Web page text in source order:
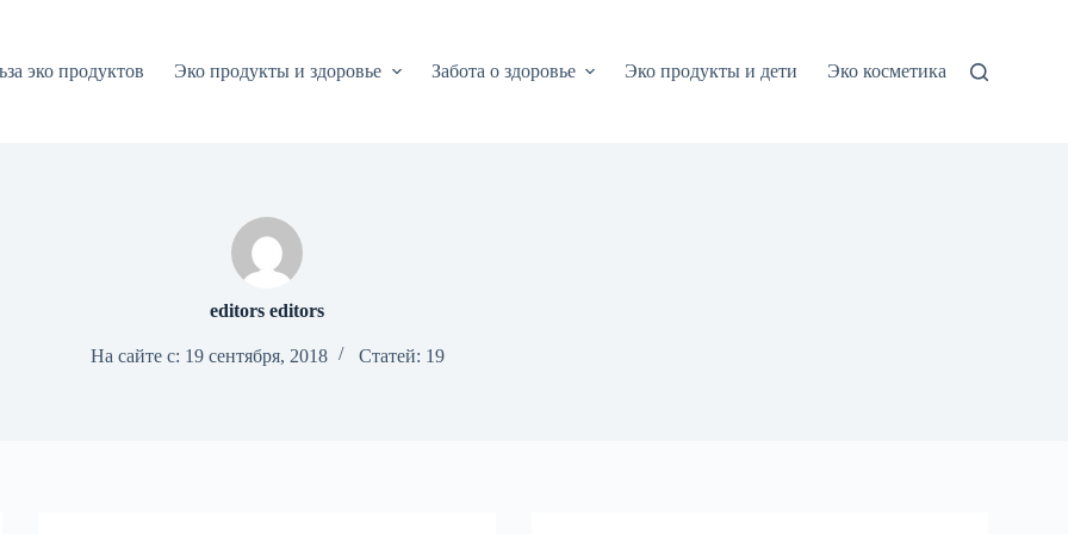
эко продуктов Эко продукты и здоровье Забота о здоровье Эко продукты и дети Эко косметика
editors editors
На сайте с: 19 сентября, 2018 Статей: 19